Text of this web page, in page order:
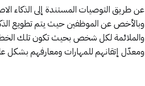
عن طريق التوصيات المستندة إلى الذكاء
وبالأخص عن الموظفين حيث يتم تطويع
والملائمة لكل شخص بحيث تكون تلك
ومعدّل إتقانهم للمهارات ومعارفهم بشكل